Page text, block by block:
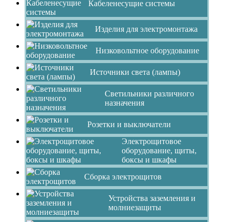
Кабеленесущие системы
Изделия для электромонтажа
Низковольтное оборудование
Источники света (лампы)
Светильники различного
назначения
Розетки и выключатели
Электрощитовое
оборудование, щиты,
боксы и шкафы
Сборка электрощитов
Устройства заземления и
молниезащиты